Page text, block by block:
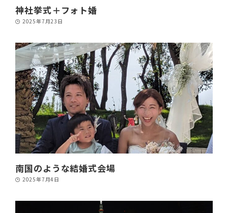
神社挙式＋フォト婚
2025年7月23日
南国のような結婚式会場
2025年7月4日